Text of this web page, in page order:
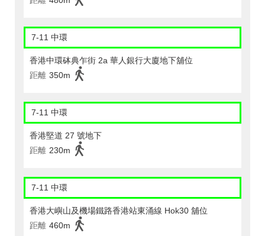
7-11 中環
香港中環砵典乍街 2a 華人銀行大廈地下舖位
距離 350m
7-11 中環
香港堅道 27 號地下
距離 230m
7-11 中環
香港大嶼山及機場鐵路香港站東涌線 Hok30 舖位
距離 460m